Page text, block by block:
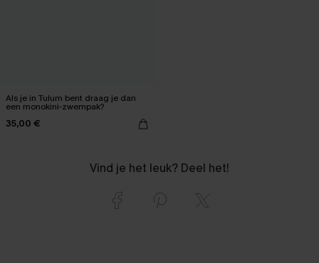
Als je in Tulum bent draag je dan
een monokini-zwempak?
35,00 €
Vind je het leuk? Deel het!